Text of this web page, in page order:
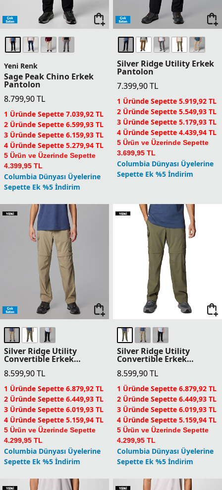
Yeni Renk
Sage Peak Chino Erkek
Pantolon
8.799,90TL
1 Üründe Sepette 7.039,92 TL
2 Üründe Sepette 6.599,93 TL
3 Üründe Sepette 6.159,93 TL
4 Üründe Sepette 5.279,94 TL
5 Ürün ve Üzerinde Sepette
4.399,95 TL
Columbia Dünyası Üyelerine
Sepette Ek %5 İndirim
Silver Ridge Utility Erkek
Pantolon
7.399,90TL
1 Üründe Sepette 5.919,92 TL
2 Üründe Sepette 5.549,93 TL
3 Üründe Sepette 5.179,93 TL
4 Üründe Sepette 4.439,94 TL
5 Ürün ve Üzerinde Sepette
3.699,95 TL
Columbia Dünyası Üyelerine
Sepette Ek %5 İndirim
Silver Ridge Utility
Convertible Erkek
8.599,90TL
1 Üründe Sepette 6.879,92 TL
2 Üründe Sepette 6.449,93 TL
3 Üründe Sepette 6.019,93 TL
4 Üründe Sepette 5.159,94 TL
5 Ürün ve Üzerinde Sepette
4.299,95 TL
Columbia Dünyası Üyelerine
Sepette Ek %5 İndirim
Silver Ridge Utility
Convertible Erkek
8.599,90TL
1 Üründe Sepette 6.879,92 TL
2 Üründe Sepette 6.449,93 TL
3 Üründe Sepette 6.019,93 TL
4 Üründe Sepette 5.159,94 TL
5 Ürün ve Üzerinde Sepette
4.299,95 TL
Columbia Dünyası Üyelerine
Sepette Ek %5 İndirim